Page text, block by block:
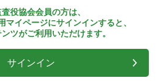
査役協会会員の方は、
マイページにサインインすると、
ツがご利用いただけます。
サインイン